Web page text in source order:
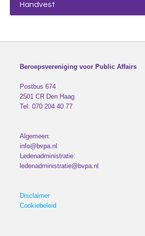
Handvest
Beroepsvereniging voor Public Affairs
Postbus 674
2501 CR Den Haag
Tel: 070 204 40 77
Algemeen:
info@bvpa.nl
Ledenadministratie:
ledenadministratie@bvpa.nl
Disclaimer
Cookiebeleid